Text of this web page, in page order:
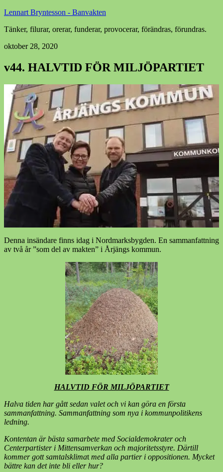
Lennart Bryntesson - Banvakten
Tänker, filurar, orerar, funderar, provocerar, förändras, förundras.
oktober 28, 2020
v44. HALVTID FÖR MILJÖPARTIET
Denna insändare finns idag i Nordmarksbygden. En sammanfattning
av två år ”som del av makten” i Årjängs kommun.
HALVTID FÖR MILJÖPARTIET
Halva tiden har gått sedan valet och vi kan göra en första
sammanfattning. Sammanfattning som nya i kommunpolitikens
ledning.
Kontentan är bästa samarbete med Socialdemokrater och
Centerpartister i Mittensamverkan och majoritetsstyre. Därtill
kommer gott samtalsklimat med alla partier i oppositionen. Mycket
bättre kan det inte bli eller hur?